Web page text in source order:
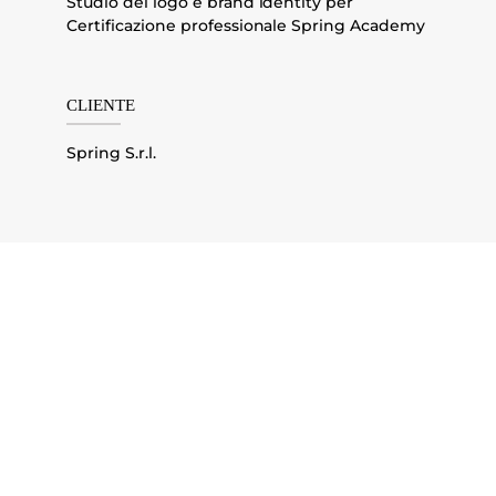
Certificazione professionale Spring Academy
CLIENTE
Spring S.r.l.